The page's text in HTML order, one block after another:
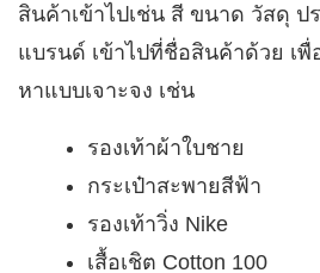
สินค้าเข้าไปเช่น สี ขนาด วัสดุ ป
แบรนด์ เข้าไปที่ชื่อสินค้าด้วย เพื่
หาแบบเจาะจง เช่น
รองเท้าผ้าใบชาย
กระเป๋าสะพายสีฟ้า
รองเท้าวิ่ง Nike
เสื้อเชิต Cotton 100